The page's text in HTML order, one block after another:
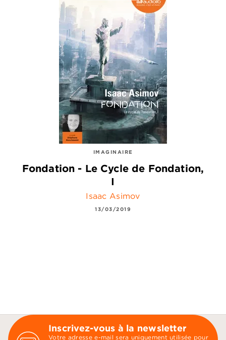
IMAGINAIRE
Fondation - Le Cycle de Fondation,
I
Isaac Asimov
13/03/2019
Inscrivez-vous à la newsletter
Votre adresse e-mail sera uniquement utilisée pour